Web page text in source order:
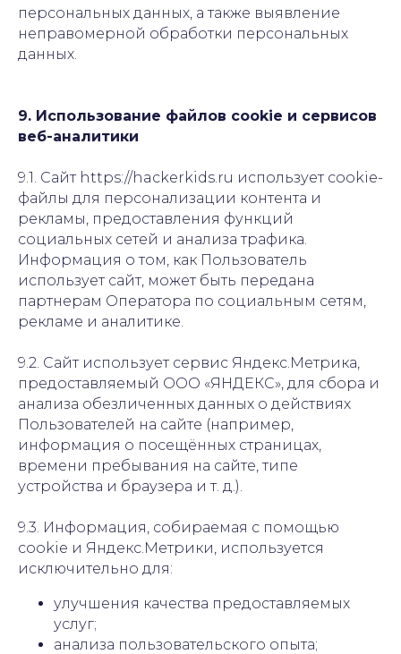
персональных данных, а также выявление
неправомерной обработки персональных
данных.
9. Использование файлов cookie и сервисов
веб-аналитики
9.1. Сайт https://hackerkids.ru использует cookie-
файлы для персонализации контента и
рекламы, предоставления функций
социальных сетей и анализа трафика.
Информация о том, как Пользователь
использует сайт, может быть передана
партнерам Оператора по социальным сетям,
рекламе и аналитике.
9.2. Сайт использует сервис Яндекс.Метрика,
предоставляемый ООО «ЯНДЕКС», для сбора и
анализа обезличенных данных о действиях
Пользователей на сайте (например,
информация о посещённых страницах,
времени пребывания на сайте, типе
устройства и браузера и т. д.).
9.3. Информация, собираемая с помощью
cookie и Яндекс.Метрики, используется
исключительно для:
улучшения качества предоставляемых
услуг;
анализа пользовательского опыта;